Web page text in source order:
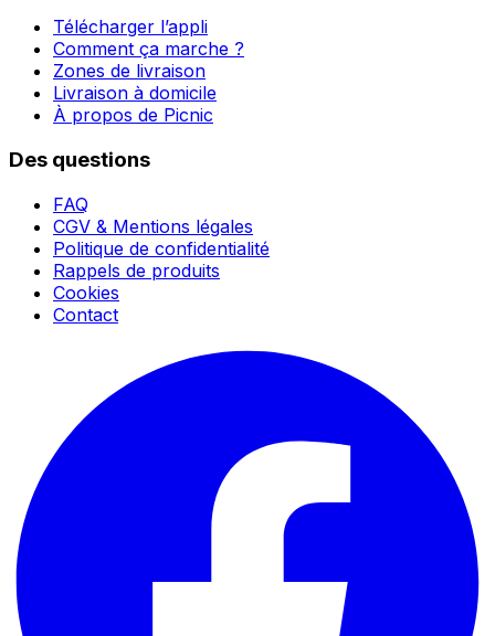
Télécharger l’appli
Comment ça marche ?
Zones de livraison
Livraison à domicile
À propos de Picnic
Des questions
FAQ
CGV & Mentions légales
Politique de confidentialité
Rappels de produits
Cookies
Contact